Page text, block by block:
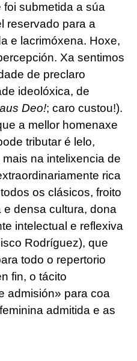
submetida a súa
reservado para a
e lacrimóxena. Hoxe,
Xa sentimos
de preclaro
ideolóxica, de
Deo!; caro custou!).
a mellor homenaxe
tributar é lelo,
na intelixencia de
rica
os clásicos, froito
densa cultura, dona
intelectual e reflexiva
Rodríguez), que
todo o repertorio
fin, o tácito
admisión» para coa
admitida e as